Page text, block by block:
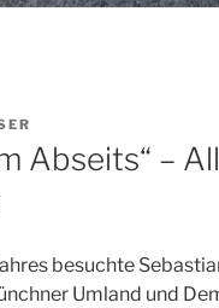
Abseits“ –
besuchte
Umland und